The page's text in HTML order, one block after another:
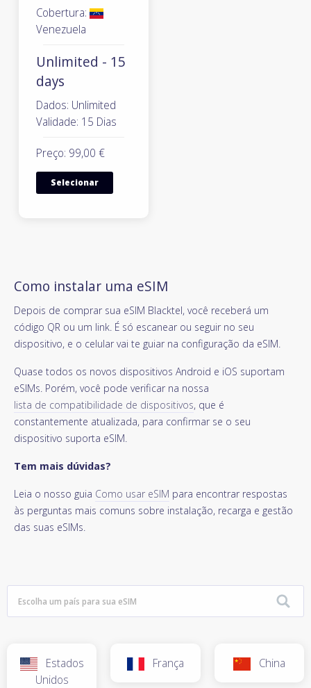
Cobertura:
Venezuela
Unlimited - 15
days
Dados: Unlimited
Validade: 15 Dias
Preço: 99,00 €
Selecionar
Como instalar uma eSIM
Depois de comprar sua eSIM Blacktel, você receberá um
código QR ou um link. É só escanear ou seguir no seu
dispositivo, e o celular vai te guiar na configuração da eSIM.
Quase todos os novos dispositivos Android e iOS suportam
eSIMs. Porém, você pode verificar na nossa
lista de compatibilidade de dispositivos, que é
constantemente atualizada, para confirmar se o seu
dispositivo suporta eSIM.
Tem mais dúvidas?
Leia o nosso guia Como usar eSIM para encontrar respostas
às perguntas mais comuns sobre instalação, recarga e gestão
das suas eSIMs.
Estados
Unidos
França China